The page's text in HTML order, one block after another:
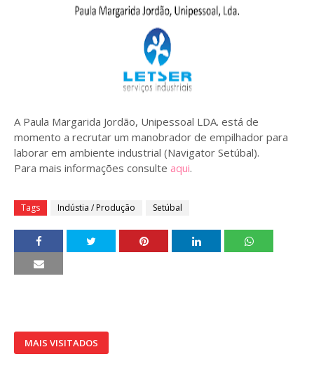
A Paula Margarida Jordão, Unipessoal LDA. está de
momento a recrutar um manobrador de empilhador para
laborar em ambiente industrial (Navigator Setúbal).
Para mais informações consulte aqui.
Tags Indústia / Produção Setúbal
MAIS VISITADOS